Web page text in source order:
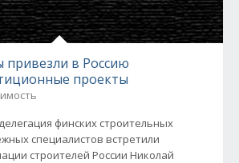
в Россию
проекты
финских строительных
специалистов встретили
строителей России Николай